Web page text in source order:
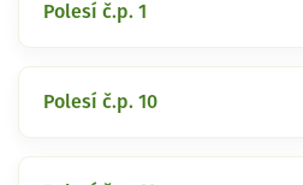
Polesí č.p. 1
Polesí č.p. 10